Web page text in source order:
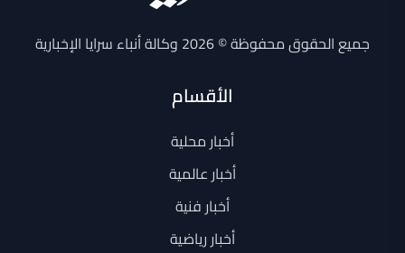
جميع الحقوق محفوظة © 2026 وكالة أنباء سرايا الإخبارية
الأقسام
أخبار محلية
أخبار عالمية
أخبار فنية
أخبار رياضية